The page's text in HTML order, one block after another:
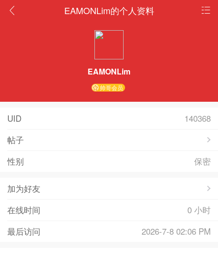
EAMONLim的个人资料
EAMONLim
帅哥会员
UID
140368
帖子
性别
保密
加为好友
在线时间
0 小时
最后访问
2026-7-8 02:06 PM